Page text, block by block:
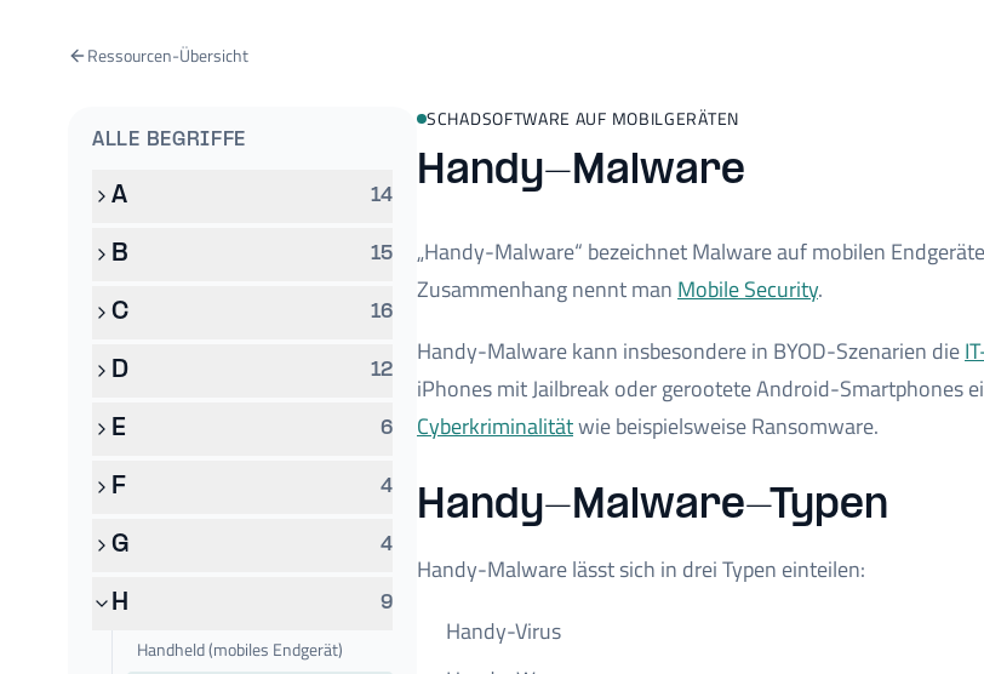
Ressourcen-Übersicht
ALLE BEGRIFFE
A 14
B 15
C 16
D 12
E 6
F 4
G 4
H 9
Handheld (mobiles Endgerät)
SCHADSOFTWARE AUF MOBILGERÄTEN
Handy-Malware
„Handy-Malware“ bezeichnet Malware auf mobilen
Zusammenhang nennt man Mobile Security.
Handy-Malware kann insbesondere in BYOD-Szenarien die
iPhones mit Jailbreak oder gerootete Android-Smartphones
Cyberkriminalitätwie beispielsweise Ransomware.
Handy-Malware-Typen
Handy-Malware lässt sich in drei Typen einteilen:
Handy-Virus